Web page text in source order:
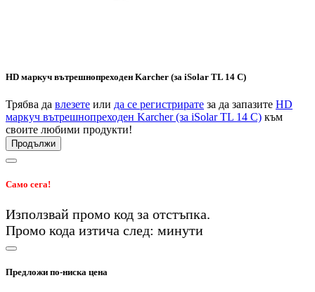
HD маркуч вътрешнопреходен Karcher (за iSolar TL 14 C)
Трябва да влезете или да се регистрирате за да запазите HD
маркуч вътрешнопреходен Karcher (за iSolar TL 14 C) към
своите любими продукти!
Продължи
Само сега!
Използвай промо код за отстъпка.
Промо кода изтича след: минути
Предложи по-ниска цена